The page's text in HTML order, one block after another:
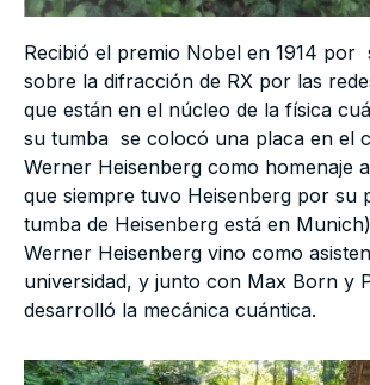
Recibió el premio Nobel en 1914 por
sobre la difracción de RX por las
que están en el núcleo de la física
su tumba se colocó una placa en el
Werner Heisenberg como homenaje
que siempre tuvo Heisenberg por su
tumba de Heisenberg está en
Werner Heisenberg vino como
universidad, y junto con Max Born y
desarrolló la mecánica cuántica.